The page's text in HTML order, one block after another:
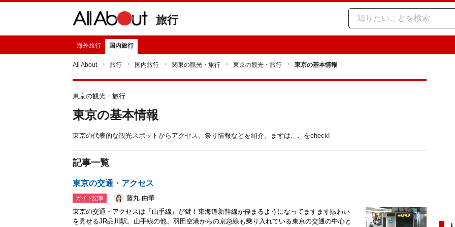
旅行
海外旅行 国内旅行
All About 旅行 国内旅行 関東の観光・旅行 東京の観光・旅行 東京の基本情報
東京の観光・旅行
東京の基本情報
東京の代表的な観光スポットからアクセス、祭り情報などを紹介。まずはここをcheck!
記事一覧
東京の交通・アクセス
ガイド記事
藤丸 由華
東京の交通・アクセスは『山手線』が鍵！東海道新幹線が停まるようになってますます賑わい
を見せるJR品川駅。山手線の他、羽田空港からの京急線も乗り入れている東京の交通の中心と